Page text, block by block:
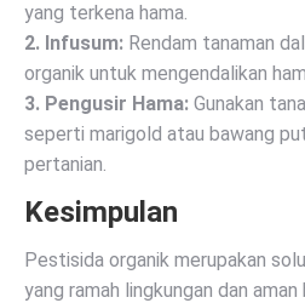
yang terkena hama.
2. Infusum: Rendam tanaman
organik untuk mengendalikan
3. Pengusir Hama: Gunakan
seperti marigold atau bawang
pertanian.
Kesimpulan
Pestisida organik merupakan
yang ramah lingkungan dan